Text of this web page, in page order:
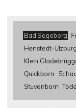
Bad Segeberg
Henstedt-Ulzburg
Klein
Quickborn
Stuvenborn